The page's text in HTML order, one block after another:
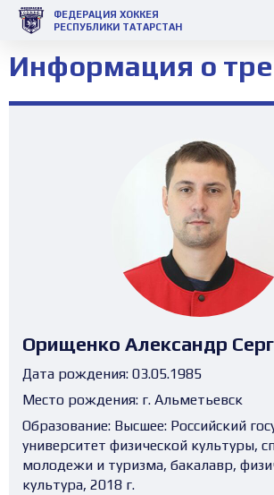
ФЕДЕРАЦИЯ ХОККЕЯ
РЕСПУБЛИКИ ТАТАРСТАН
Информация о
Орищенко Александр
Дата рождения: 03.05.1985
Место рождения: г. Альметьевск
Образование: Высшее: Российский
университет физической культуры,
молодежи и туризма, бакалавр,
культура, 2018 г.